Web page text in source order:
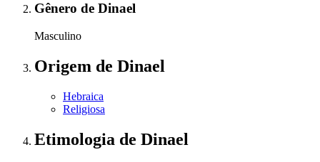
Gênero de Dinael
Masculino
Origem de Dinael
Hebraica
Religiosa
Etimologia de Dinael